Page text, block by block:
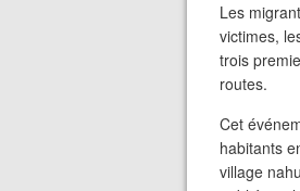
Les
victimes,
trois
routes.
Cet
habitants
village